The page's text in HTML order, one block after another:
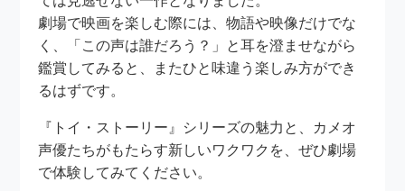
劇場で映画を楽しむ際には、物語や映像だけでな
く、「この声は誰だろう？」と耳を澄ませながら
鑑賞してみると、またひと味違う楽しみ方ができ
るはずです。
『トイ・ストーリー』シリーズの魅力と、カメオ
声優たちがもたらす新しいワクワクを、ぜひ劇場
で体験してみてください。